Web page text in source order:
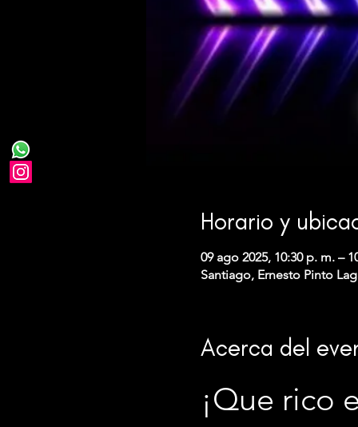
Horario y
09 ago 2025, 10:30 p. m. –
Santiago, Ernesto Pinto
Acerca del
¡Que rico